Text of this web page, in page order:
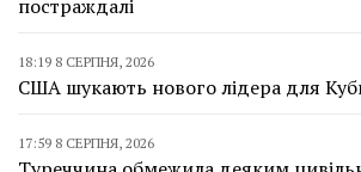
постраждалі
18:19 8 СЕРПНЯ, 2026
США шукають нового лідера для
17:59 8 СЕРПНЯ, 2026